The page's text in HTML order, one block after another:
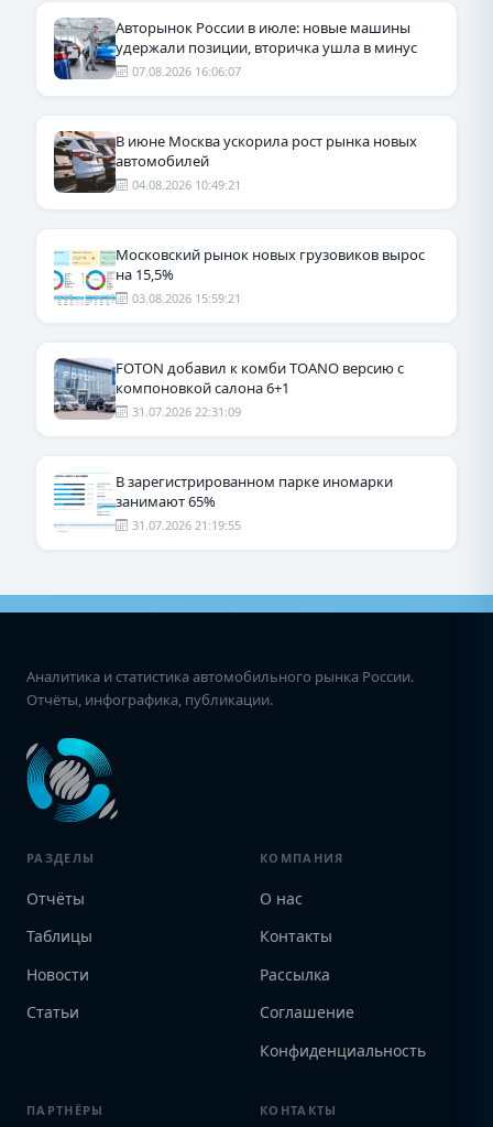
Авторынок России в июле: новые машины
удержали позиции, вторичка ушла в минус
07.08.2026 16:06:07
В июне Москва ускорила рост рынка новых
автомобилей
04.08.2026 10:49:21
Московский рынок новых грузовиков вырос
на 15,5%
03.08.2026 15:59:21
FOTON добавил к комби TOANO версию с
компоновкой салона 6+1
31.07.2026 22:31:09
В зарегистрированном парке иномарки
занимают 65%
31.07.2026 21:19:55
Аналитика и статистика автомобильного рынка России.
Отчёты, инфографика, публикации.
РАЗДЕЛЫ
Отчёты
Таблицы
Новости
Статьи
КОМПАНИЯ
О нас
Контакты
Рассылка
Соглашение
Конфиденциальность
ПАРТНЁРЫ КОНТАКТЫ